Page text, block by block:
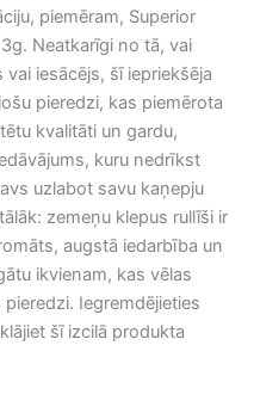
piemēram, Superior
Neatkarīgi no tā, vai
iesācējs, šī iepriekšēja
pieredzi, kas piemērota
kvalitāti un gardu,
kuru nedrīkst
uzlabot savu kaņepju
zemeņu klepus rullīši ir
augstā iedarbība un
ikvienam, kas vēlas
Iegremdējieties
šī izcilā produkta